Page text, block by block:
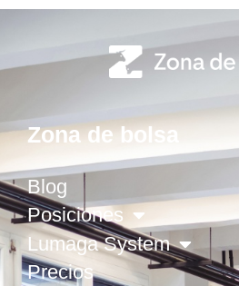
Zona de bolsa
Blog
Posiciones
Lumaga System
Precios